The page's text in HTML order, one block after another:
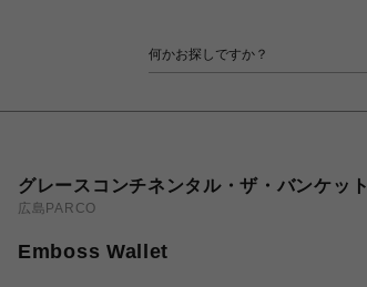
グレースコンチネンタル・ザ・バンケット
広島PARCO
Emboss Wallet